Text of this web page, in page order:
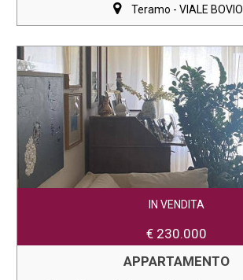
Teramo - VIALE BOVIO
IN VENDITA
€ 230.000
APPARTAMENTO